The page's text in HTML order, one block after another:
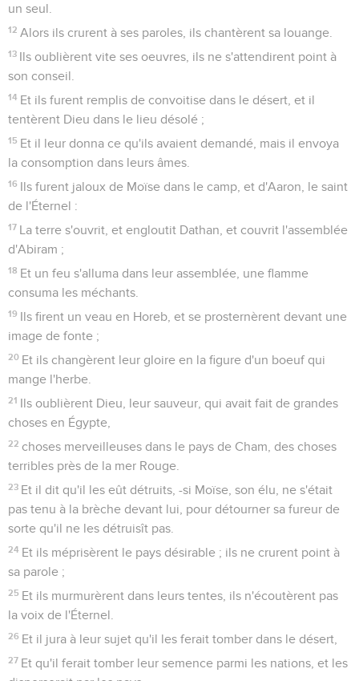
un seul.
12 Alors ils crurent à ses paroles, ils chantèrent sa louange.
13 Ils oublièrent vite ses oeuvres, ils ne s'attendirent point à
son conseil.
14 Et ils furent remplis de convoitise dans le désert, et il
tentèrent Dieu dans le lieu désolé ;
15 Et il leur donna ce qu'ils avaient demandé, mais il envoya
la consomption dans leurs âmes.
16 Ils furent jaloux de Moïse dans le camp, et d'Aaron, le saint
de l'Éternel :
17 La terre s'ouvrit, et engloutit Dathan, et couvrit l'assemblée
d'Abiram ;
18 Et un feu s'alluma dans leur assemblée, une flamme
consuma les méchants.
19 Ils firent un veau en Horeb, et se prosternèrent devant une
image de fonte ;
20 Et ils changèrent leur gloire en la figure d'un boeuf qui
mange l'herbe.
21 Ils oublièrent Dieu, leur sauveur, qui avait fait de grandes
choses en Égypte,
22 choses merveilleuses dans le pays de Cham, des choses
terribles près de la mer Rouge.
23 Et il dit qu'il les eût détruits, -si Moïse, son élu, ne s'était
pas tenu à la brèche devant lui, pour détourner sa fureur de
sorte qu'il ne les détruisît pas.
24 Et ils méprisèrent le pays désirable ; ils ne crurent point à
sa parole ;
25 Et ils murmurèrent dans leurs tentes, ils n'écoutèrent pas
la voix de l'Éternel.
26 Et il jura à leur sujet qu'il les ferait tomber dans le désert,
27 Et qu'il ferait tomber leur semence parmi les nations, et les